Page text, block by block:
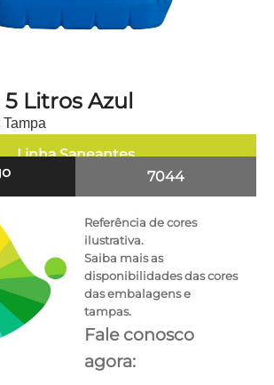
Litros Azul
Linha Saneantes
7044
Referência de cores
ilustrativa.
Saiba mais as
disponibilidades das cores
das embalagens e
tampas.
Fale conosco
agora: